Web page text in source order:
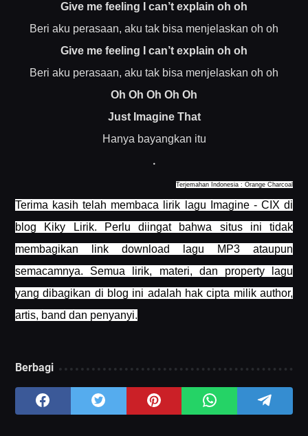
Give me feeling I can’t explain oh oh
Beri aku perasaan, aku tak bisa menjelaskan oh oh
Give me feeling I can’t explain oh oh
Beri aku perasaan, aku tak bisa menjelaskan oh oh
Oh Oh Oh Oh Oh
Just Imagine That
Hanya bayangkan itu
.
Terjemahan Indonesia : Orange Charcoal
Terima kasih telah membaca lirik lagu Imagine - CIX di
blog Kiky Lirik. Perlu diingat bahwa situs ini tidak
membagikan link download lagu MP3 ataupun
semacamnya. Semua lirik, materi, dan property lagu
yang dibagikan di blog ini adalah hak cipta milik author,
artis, band dan penyanyi.
Berbagi